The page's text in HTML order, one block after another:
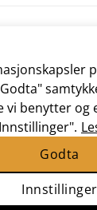
vi benytter
Innstillinger
Godta
levert av